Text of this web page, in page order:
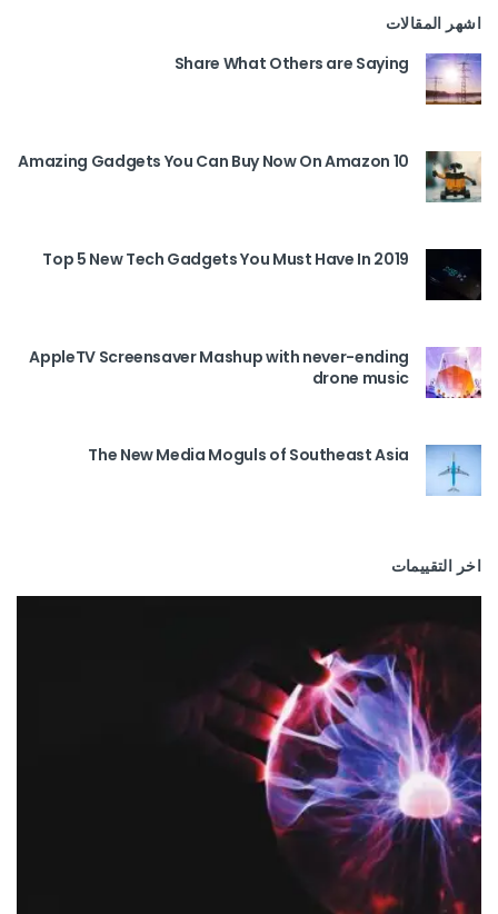
اشهر المقالات
Share What Others are Saying
10 Amazing Gadgets You Can Buy Now On Amazon
Top 5 New Tech Gadgets You Must Have In 2019
AppleTV Screensaver Mashup with never-ending
drone music
The New Media Moguls of Southeast Asia
اخر التقييمات